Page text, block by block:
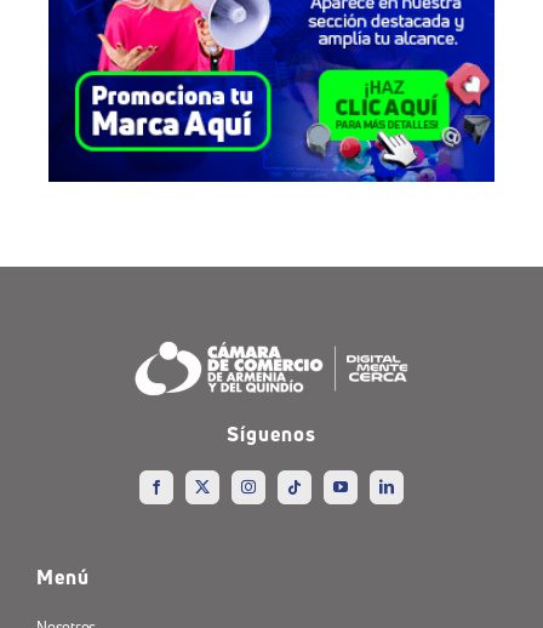
Síguenos
Menú